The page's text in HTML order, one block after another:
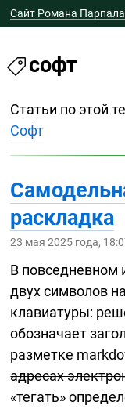
Сайт Романа
софт
Статьи по этой
Софт
раскладка
23 мая 2025 года,
В повседневном
двух символов
клавиатуры:
обозначает
разметке
адресах
«тегать»